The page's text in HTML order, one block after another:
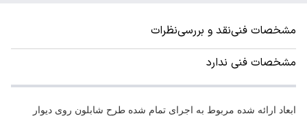
مشخصات فنینقد و بررسینظرات
مشخصات فنی ندارد
ابعاد ارائه شده مربوط به اجرای تمام شده طرح شابلون روی دیوار